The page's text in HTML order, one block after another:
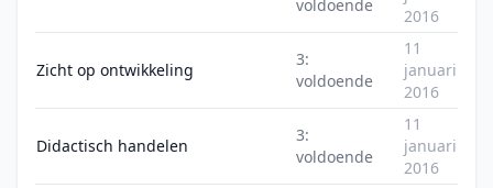
voldoende
2016
Zicht op ontwikkeling
3:
voldoende
11
januari
2016
Didactisch handelen
3:
voldoende
11
januari
2016